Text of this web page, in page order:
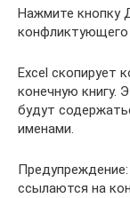
Нажмите кнопку
конфликтующего
Excel скопирует
конечную книгу.
будут
именами.
ссылаются на